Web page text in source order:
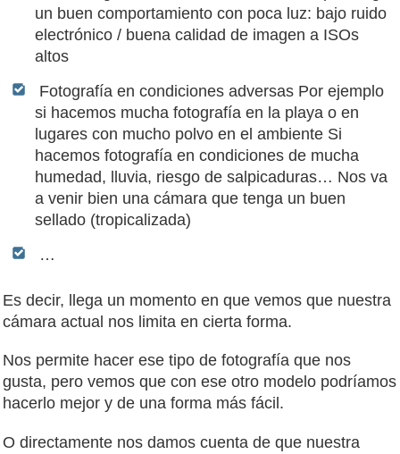
un buen comportamiento con poca luz: bajo ruido
electrónico / buena calidad de imagen a ISOs
altos
Fotografía en condiciones adversas Por ejemplo
si hacemos mucha fotografía en la playa o en
lugares con mucho polvo en el ambiente Si
hacemos fotografía en condiciones de mucha
humedad, lluvia, riesgo de salpicaduras… Nos va
a venir bien una cámara que tenga un buen
sellado (tropicalizada)
…
Es decir, llega un momento en que vemos que nuestra
cámara actual nos limita en cierta forma.
Nos permite hacer ese tipo de fotografía que nos
gusta, pero vemos que con ese otro modelo podríamos
hacerlo mejor y de una forma más fácil.
O directamente nos damos cuenta de que nuestra